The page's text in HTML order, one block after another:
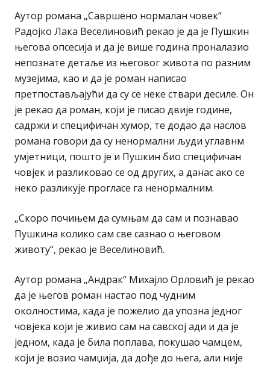
Аутор романа „Савршено нормалан човек“
Радојко Лака Веселиновић рекао је да је Пушкин
његова опсесија и да је више година проналазио
непознате детаље из његовог живота по разним
музејима, као и да је роман написао
претпостављајући да су се неке ствари десиле. Он
је рекао да роман, који је писао двије године,
садржи и специфичан хумор, те додао да наслов
романа говори да су ненормални људи углавнм
умјетници, пошто је и Пушкин био специфичан
човјек и разликовао се од других, а данас ако се
неко разликује прогласе га ненормалним.
„Скоро почињем да сумњам да сам и познавао
Пушкина колико сам све сазнао о његовом
животу“, рекао је Веселиновић.
Аутор романа „Андрак“ Михајло Орловић је рекао
да је његов роман настао под чудним
околностима, када је пожелио да упозна једног
човјека који је живио сам на савској ади и да је
једном, када је била поплава, покушао чамцем,
који је возио чамџија, да дође до њега, али није